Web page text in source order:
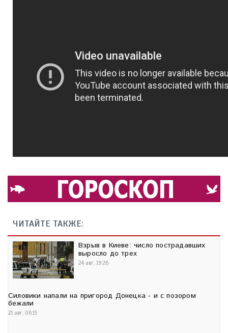
ЧИТАЙТЕ ТАКЖЕ:
Взрыв в Киеве: число пострадавших
выросло до трех
24 авг, 19:26
Силовики напали на пригород Донецка - и с позором
бежали
21 авг, 06:15